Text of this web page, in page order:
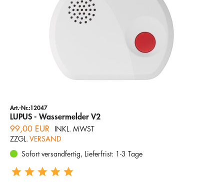
Videoüberwachung
DEUTSCH
Art.-Nr.:12047
LUPUS - Wassermelder V2
99,00 EUR
INKL. MWST
ZZGL. VERSAND
Sofort versandfertig, Lieferfrist: 1-3 Tage